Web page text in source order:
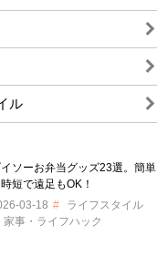
ル
ソーお弁当グッズ23選。簡単
時短で遠足もOK！
03-18
ライフスタイル
家事・ライフハック